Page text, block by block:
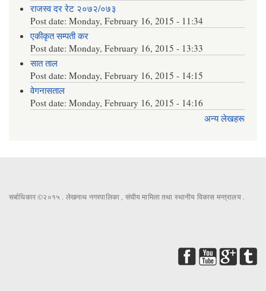
राजस्व दर रेट २०७२/०७३
Post date:Monday, February 16, 2015 - 11:34
एकीकृत सम्पती कर
Post date:Monday, February 16, 2015 - 13:33
सात ताल
Post date:Monday, February 16, 2015 - 14:15
वेगनासताल
Post date:Monday, February 16, 2015 - 14:16
अन्य लेखहरू
सर्बाधिकार ©२०१५ . लेखनाथ नगरपालिका , संघीय मामिला तथा स्थानीय विकास मन्त्रालय .